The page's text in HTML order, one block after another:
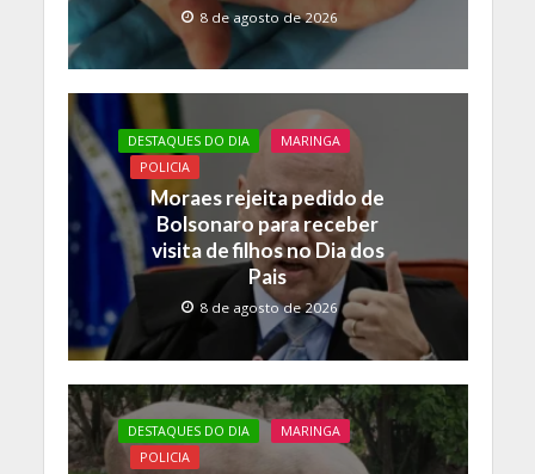
8 de agosto de 2026
DESTAQUES DO DIA
MARINGA
POLICIA
Moraes rejeita pedido de
Bolsonaro para receber
visita de filhos no Dia dos
Pais
8 de agosto de 2026
DESTAQUES DO DIA
MARINGA
POLICIA